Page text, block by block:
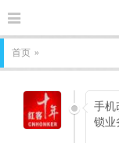
首页 »
手机
锁业